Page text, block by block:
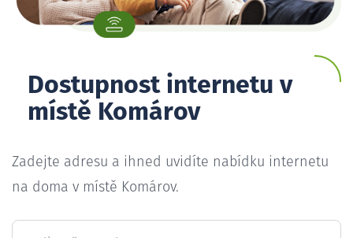
Dostupnost internetu v
místě Komárov
Zadejte adresu a ihned uvidíte nabídku internetu
na doma v místě Komárov.